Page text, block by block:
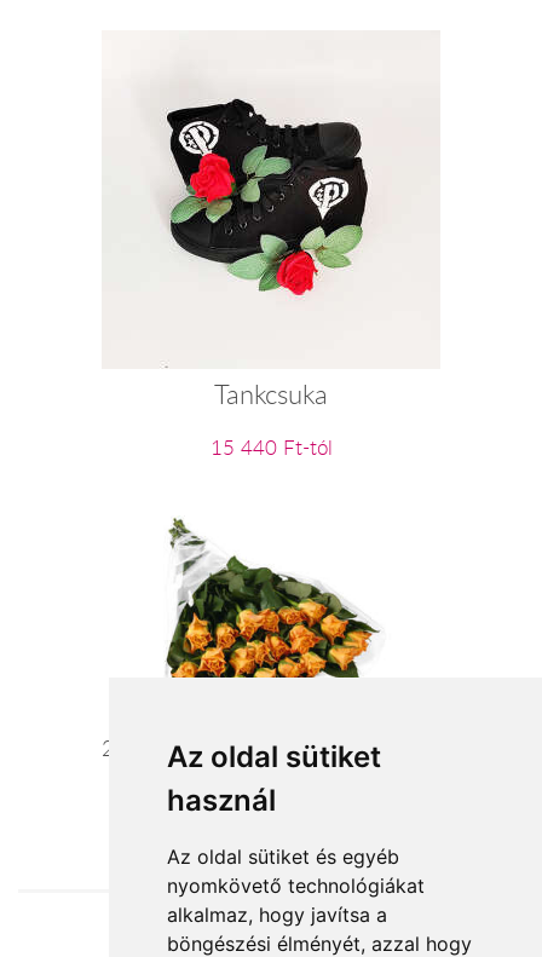
Az oldal sütiket
használ
Az oldal sütiket és egyéb
nyomkövető technológiákat
alkalmaz, hogy javítsa a
böngészési élményét, azzal hogy
Tankcsuka
15 440 Ft-tól
20 szál narancssárga rózsa kötegben
44 000 Ft-tól